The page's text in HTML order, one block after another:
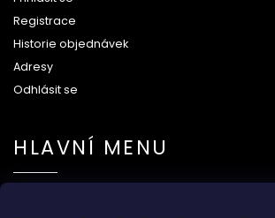
Registrace
Historie objednávek
Adresy
Odhlásit se
HLAVNÍ MENU